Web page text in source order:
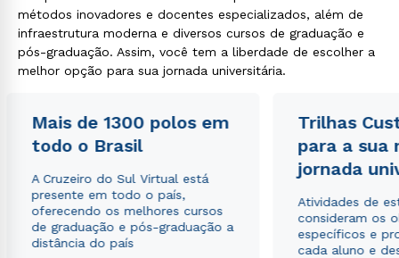
métodos inovadores e docentes especializados, além de
infraestrutura moderna e diversos cursos de graduação e
pós-graduação. Assim, você tem a liberdade de escolher a
melhor opção para sua jornada universitária.
Mais de 1300 polos em
todo o Brasil
A Cruzeiro do Sul Virtual está
presente em todo o país,
oferecendo os melhores cursos
de graduação e pós-graduação a
distância do país
Trilhas
para a sua
jornada
Atividades de
consideram os
específicos e
cada aluno e
WhatsApp